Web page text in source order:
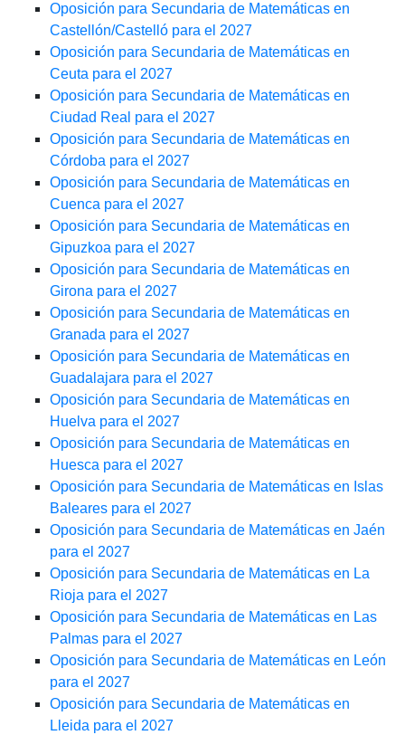
Oposición para Secundaria de Matemáticas en
Castellón/Castelló para el 2027
Oposición para Secundaria de Matemáticas en
Ceuta para el 2027
Oposición para Secundaria de Matemáticas en
Ciudad Real para el 2027
Oposición para Secundaria de Matemáticas en
Córdoba para el 2027
Oposición para Secundaria de Matemáticas en
Cuenca para el 2027
Oposición para Secundaria de Matemáticas en
Gipuzkoa para el 2027
Oposición para Secundaria de Matemáticas en
Girona para el 2027
Oposición para Secundaria de Matemáticas en
Granada para el 2027
Oposición para Secundaria de Matemáticas en
Guadalajara para el 2027
Oposición para Secundaria de Matemáticas en
Huelva para el 2027
Oposición para Secundaria de Matemáticas en
Huesca para el 2027
Oposición para Secundaria de Matemáticas en Islas
Baleares para el 2027
Oposición para Secundaria de Matemáticas en Jaén
para el 2027
Oposición para Secundaria de Matemáticas en La
Rioja para el 2027
Oposición para Secundaria de Matemáticas en Las
Palmas para el 2027
Oposición para Secundaria de Matemáticas en León
para el 2027
Oposición para Secundaria de Matemáticas en
Lleida para el 2027